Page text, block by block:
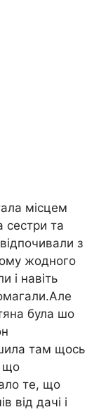
місцем
сестри та
з
жодного
і навіть
була шо
там щось
що
те, що
від дачі і